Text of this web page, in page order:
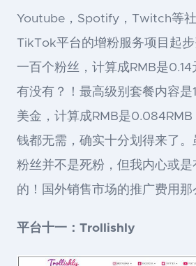
Youtube，Spotify，Twitch等社
TikTok平台的增粉服务项目起
一百个粉丝，计算成RMB是0.14
有没有？！最高级别套餐内容
美金，计算成RMB是0.084RMB
钱都无需，确实十分划得来了。
粉丝并不是死粉，但我内心或
的！国外销售市场的推广费用那
平台十一：Trollishly